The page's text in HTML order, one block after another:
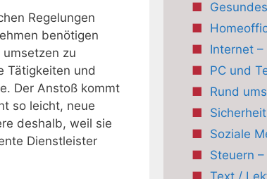
Regelungen
benötigen
zu
Tätigkeiten und
Der Anstoß kommt
so leicht, neue
deshalb, weil sie
Dienstleister
Internet –
PC und
Rund
Sicherheit
Soziale
Steuern
Text /